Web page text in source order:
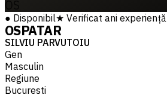
● Disponibil★ Verificat ani experiență
OSPATAR
SILVIU PARVUTOIU
Gen
Masculin
Regiune
Bucuresti